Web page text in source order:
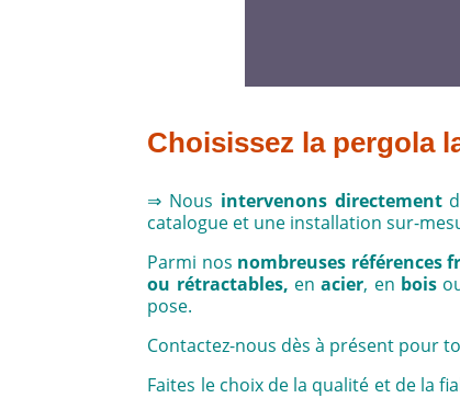
Choisissez la pergola
⇒ Nous intervenons directement
catalogue et une installation sur-
Parmi nos nombreuses références
ou rétractables, enacier, en bois
pose.
Contactez-nous dès à présent pour
Faites le choix de la qualité et de la